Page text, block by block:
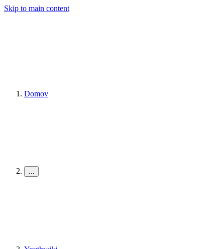
Skip to main content
Domov
…